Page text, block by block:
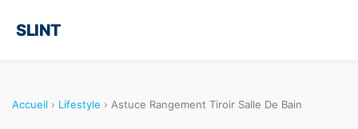
SLINT
Accueil › Lifestyle › Astuce Rangement Tiroir Salle De Bain